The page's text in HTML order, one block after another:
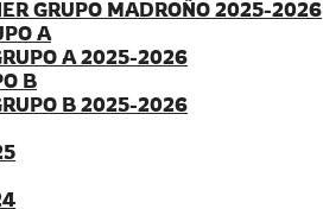
GRUPO MADROÑO 2025-2026
A
A 2025-2026
B
B 2025-2026